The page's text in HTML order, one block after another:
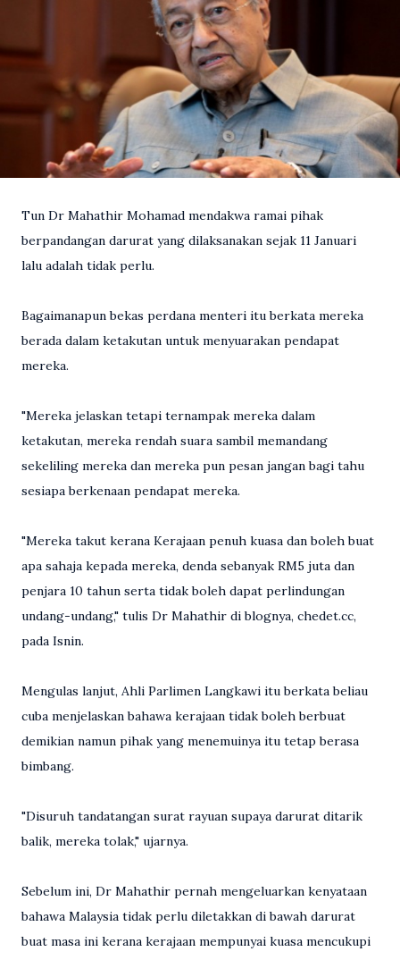
Tun Dr Mahathir Mohamad mendakwa ramai pihak
berpandangan darurat yang dilaksanakan sejak 11 Januari
lalu adalah tidak perlu.
Bagaimanapun bekas perdana menteri itu berkata mereka
berada dalam ketakutan untuk menyuarakan pendapat
mereka.
"Mereka jelaskan tetapi ternampak mereka dalam
ketakutan, mereka rendah suara sambil memandang
sekeliling mereka dan mereka pun pesan jangan bagi tahu
sesiapa berkenaan pendapat mereka.
"Mereka takut kerana Kerajaan penuh kuasa dan boleh buat
apa sahaja kepada mereka, denda sebanyak RM5 juta dan
penjara 10 tahun serta tidak boleh dapat perlindungan
undang-undang," tulis Dr Mahathir di blognya, chedet.cc,
pada Isnin.
Mengulas lanjut, Ahli Parlimen Langkawi itu berkata beliau
cuba menjelaskan bahawa kerajaan tidak boleh berbuat
demikian namun pihak yang menemuinya itu tetap berasa
bimbang.
"Disuruh tandatangan surat rayuan supaya darurat ditarik
balik, mereka tolak," ujarnya.
Sebelum ini, Dr Mahathir pernah mengeluarkan kenyataan
bahawa Malaysia tidak perlu diletakkan di bawah darurat
buat masa ini kerana kerajaan mempunyai kuasa mencukupi